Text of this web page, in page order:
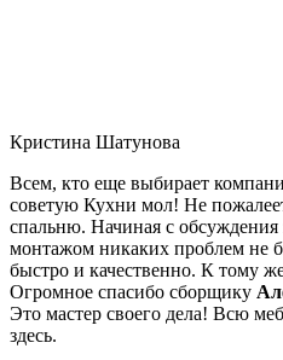
Кристина Шатунова
Всем, кто еще выбирает
советую Кухни мол! Не
спальню. Начиная с обсуждения
монтажом никаких проблем не
быстро и качественно. К тому
Огромное спасибо сборщику
Это мастер своего дела! Всю
здесь.